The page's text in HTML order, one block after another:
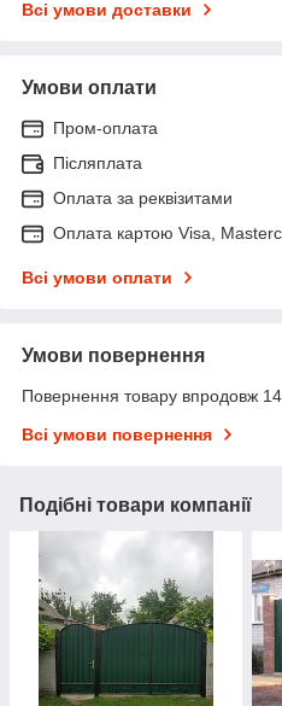
Всі умови доставки
Умови оплати
Пром-оплата
Післяплата
Оплата за реквізитами
Оплата картою Visa,
Всі умови оплати
Умови повернення
Повернення товару впродовж
Всі умови повернення
Подібні товари компанії